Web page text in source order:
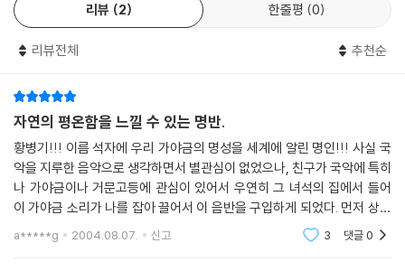
리뷰 2 한줄평 0
리뷰전체 추천순
자연의 평온함을 느낄 수 있는 명반.
황병기!!! 이름 석자에 우리 가야금의 명성을 세계에 알린 명인!!! 사실 국
악을 지루한 음악으로 생각하면서 별관심이 없었으나, 친구가 국악에 특히
나 가야금이나 거문고등에 관심이 있어서 우연히 그 녀석의 집에서 들어
이 가야금 소리가 나를 잡아 끌어서 이 음반을 구입하게 되었다. 먼저 상품
의 케이스를 보면 일반인들을 위해 상당히 자세한 설명이 들어있어 이 가
a*****g 2004.08.07. 신고 3 댓글0